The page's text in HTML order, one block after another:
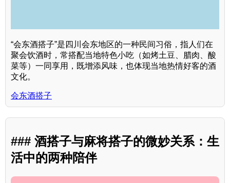
“会东酒搭子”是四川会东地区的一种民间习俗，指人们在
聚会饮酒时，常搭配当地特色小吃（如烤土豆、腊肉、酸
菜等）一同享用，既增添风味，也体现当地热情好客的酒
文化。
会东酒搭子
### 酒搭子与麻将搭子的微妙关系：生
活中的两种陪伴